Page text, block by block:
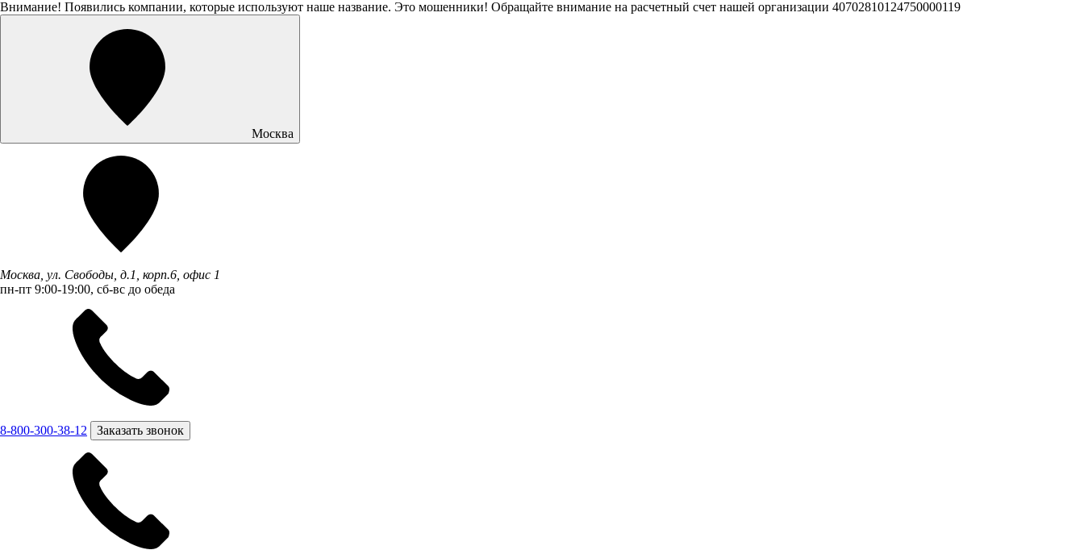
Внимание! Появились компании, которые используют наше название. Это мошенники! Обращайте внимание на расчетный счет нашей организации 40702810124750000119
Москва
Москва, ул. Свободы, д.1, корп.6, офис 1
пн-пт 9:00-19:00, сб-вс до обеда
8-800-300-38-12 Заказать звонок